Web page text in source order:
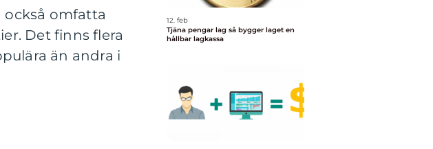
omfatta
Det finns flera
än andra i
12. feb
Tjäna pengar lag så bygger laget en
hållbar lagkassa